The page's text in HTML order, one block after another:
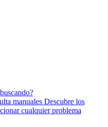
manuales Descubre los
cualquier problema